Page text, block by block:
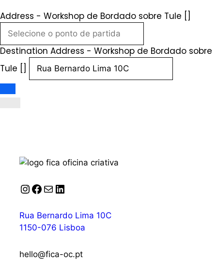
Address - Workshop de Bordado sobre Tule []
Destination Address - Workshop de Bordado sobre
Tule []
Instagram
Facebook
Correio
LinkedIn
Rua Bernardo Lima 10C
1150-076 Lisboa
hello@fica-oc.pt